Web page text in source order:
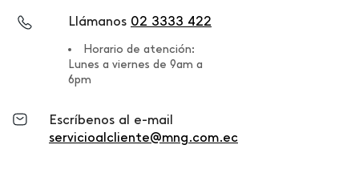
Llámanos 02 3333 422
Horario de atención:
Lunes a viernes de 9am a
6pm
Escríbenos al e-mail
servicioalcliente@mng.com.ec